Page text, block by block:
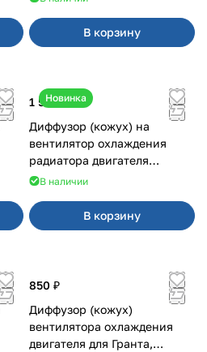
В корзину
Новинка
1 500 ₽
Диффузор (кожух) на
вентилятор охлаждения
радиатора двигателя
Приора 2170 Panasonic
В наличии
В корзину
850 ₽
Диффузор (кожух)
вентилятора охлаждения
двигателя для Гранта,